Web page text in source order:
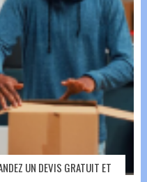
UN DEVIS GRATUIT ET